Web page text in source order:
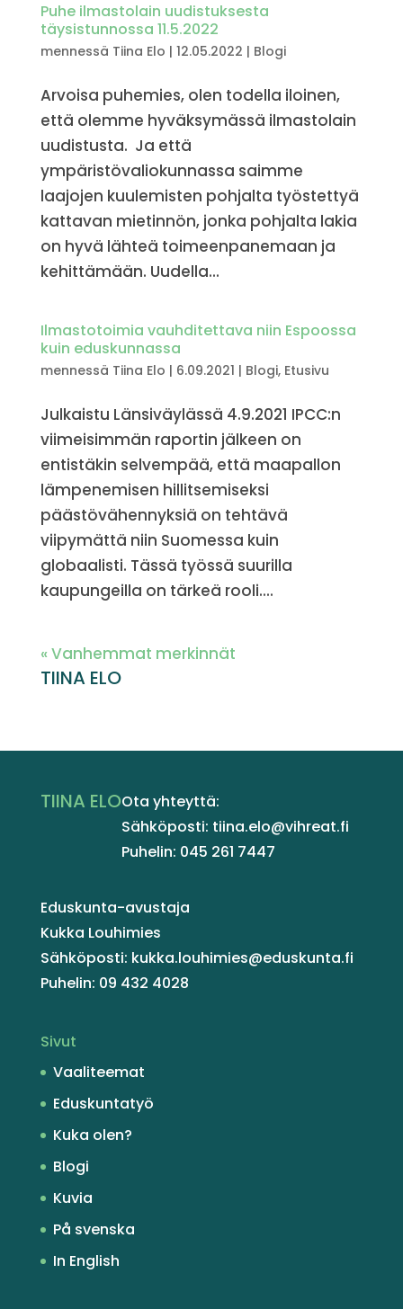
Puhe ilmastolain uudistuksesta
täysistunnossa 11.5.2022
mennessä Tiina Elo | 12.05.2022 | Blogi
Arvoisa puhemies, olen todella iloinen,
että olemme hyväksymässä ilmastolain
uudistusta. Ja että
ympäristövaliokunnassa saimme
laajojen kuulemisten pohjalta työstettyä
kattavan mietinnön, jonka pohjalta lakia
on hyvä lähteä toimeenpanemaan ja
kehittämään. Uudella...
Ilmastotoimia vauhditettava niin Espoossa
kuin eduskunnassa
mennessä Tiina Elo | 6.09.2021 | Blogi, Etusivu
Julkaistu Länsiväylässä 4.9.2021 IPCC:n
viimeisimmän raportin jälkeen on
entistäkin selvempää, että maapallon
lämpenemisen hillitsemiseksi
päästövähennyksiä on tehtävä
viipymättä niin Suomessa kuin
globaalisti. Tässä työssä suurilla
kaupungeilla on tärkeä rooli....
« Vanhemmat merkinnät
TIINA ELO
TIINA ELOOta yhteyttä:
Sähköposti: tiina.elo@vihreat.fi
Puhelin: 045 261 7447
Eduskunta-avustaja
Kukka Louhimies
Sähköposti: kukka.louhimies@eduskunta.fi
Puhelin: 09 432 4028
Sivut
Vaaliteemat
Eduskuntatyö
Kuka olen?
Blogi
Kuvia
På svenska
In English